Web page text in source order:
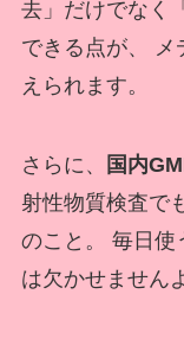
去」だけでなく
できる点が、 メ
えられます。
さらに、 国内
射性物質検査で
のこと。 毎日使
は欠かせません